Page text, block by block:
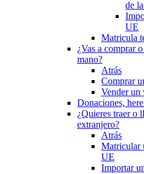
de
UE
Matricula
¿Vas a comprar
mano?
Atrás
Comprar
Vender un
Donaciones,
¿Quieres traer o
extranjero?
Atrás
Matricular
UE
Importar